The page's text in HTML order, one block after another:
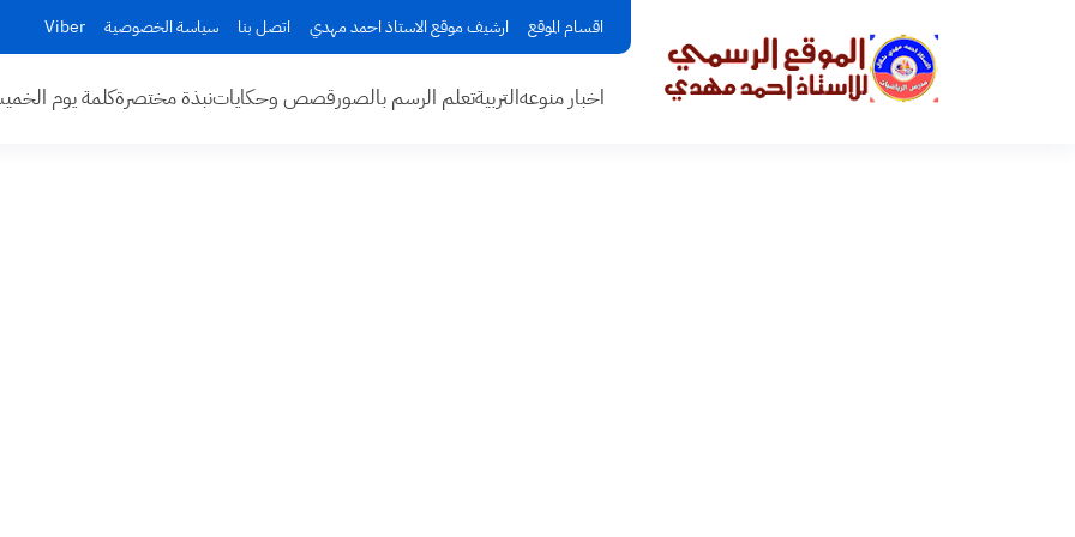
اقسام الموقع ارشيف موقع الاستاذ احمد مهدي اتصل بنا سياسة الخصوصية Viber
اخبار منوعهالتربيةتعلم الرسم بالصورقصص وحكاياتنبذة مختصرةكلمة يوم